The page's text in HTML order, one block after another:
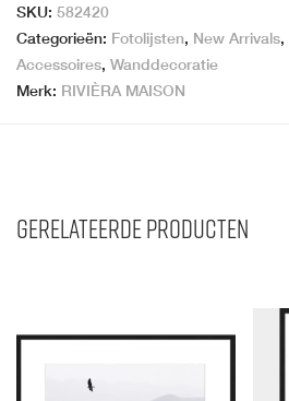
SKU: 582420
Categorieën: Fotolijsten, New Arrivals,
Accessoires, Wanddecoratie
Merk: RIVIÈRA MAISON
Gerelateerde producten